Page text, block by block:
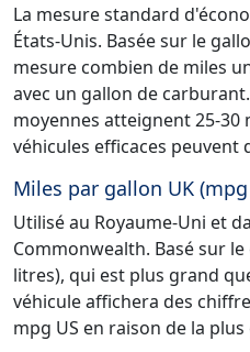
La mesure standard
États-Unis. Basée sur le
mesure combien de miles
avec un gallon de
moyennes atteignent 25-30
véhicules efficaces peuvent
Miles par gallon UK (mpg
Utilisé au Royaume-Uni et
Commonwealth. Basé sur
litres), qui est plus grand
véhicule affichera des
mpg US en raison de la